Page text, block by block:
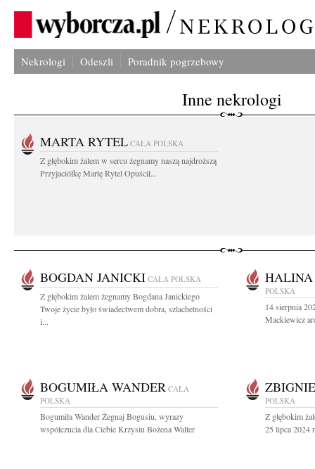
Nekrologi Odeszli Poradnik pogrzebowy
Inne nekrologi
MARTA RYTEL CAŁA POLSKA
Z głębokim żalem w sercu żegnamy naszą najdroższą
Przyjaciółkę Martę Rytel Opuścił...
BOGDAN JANICKI CAŁA POLSKA
Z głębokim żalem żegnamy Bogdana Janickiego
Twoje życie było świadectwem dobra, szlachetności
i...
POLSKA
14 sierpnia
Mackiewicz
BOGUMIŁA WANDER CAŁA
POLSKA
Bogumiła Wander Żegnaj Bogusiu, wyrazy
współczucia dla Ciebie Krzysiu Bożena Walter
POLSKA
Z głębokim
25 lipca 2024